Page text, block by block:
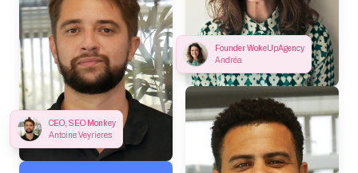
CEO, SEO Monkey
Antoine Veyrieres
Founder WokeUpAgency
Andréa